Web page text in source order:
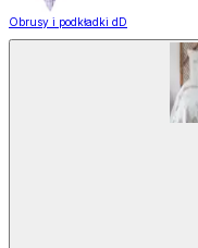
Obrusy i podkładki dD